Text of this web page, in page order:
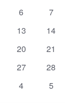
0
6
0
7
0
13
0
14
0
20
0
21
0
27
0
28
0
4
0
5